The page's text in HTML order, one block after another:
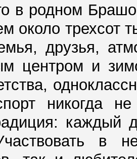
в родном
около трехсот
друзья,
центром и
никогда
каждый
в